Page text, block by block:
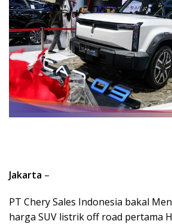
Jakarta –
PT Chery Sales Indonesia bakal
harga SUV listrik off road pertama